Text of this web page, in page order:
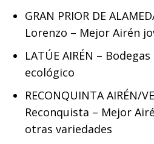
GRAN PRIOR DE
Lorenzo – Mejor Airén
LATÚE AIRÉN –
ecológico
RECONQUINTA AIRÉN/
Reconquista – Mejor
otras variedades